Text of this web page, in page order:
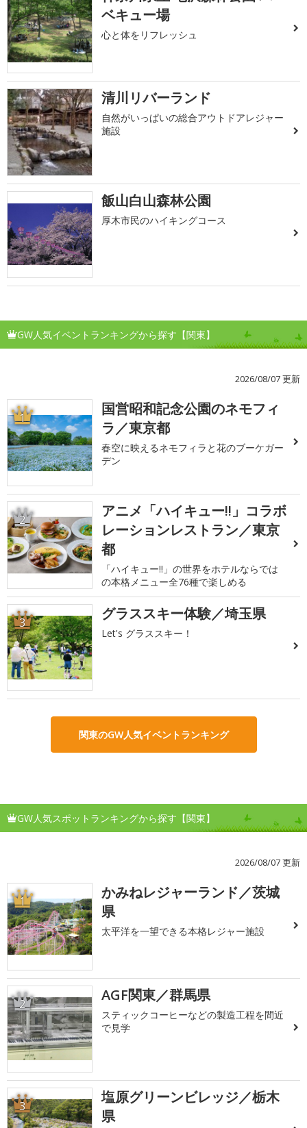
ベキュー場
心と体をリフレッシュ
清川リバーランド
自然がいっぱいの総合アウトドアレジャー
施設
飯山白山森林公園
厚木市民のハイキングコース
GW人気イベントランキングから探す【関東】
2026/08/07 更新
1
国営昭和記念公園のネモフィ
ラ／東京都
春空に映えるネモフィラと花のブーケガー
デン
2
アニメ「ハイキュー!!」コラボ
レーションレストラン／東京
都
「ハイキュー!!」の世界をホテルならでは
の本格メニュー全76種で楽しめる
3 グラススキー体験／埼玉県
Let's グラススキー！
関東のGW人気イベントランキング
GW人気スポットランキングから探す【関東】
2026/08/07 更新
1
かみねレジャーランド／茨城
県
太平洋を一望できる本格レジャー施設
2 AGF関東／群馬県
スティックコーヒーなどの製造工程を間近
で見学
3
塩原グリーンビレッジ／栃木
県